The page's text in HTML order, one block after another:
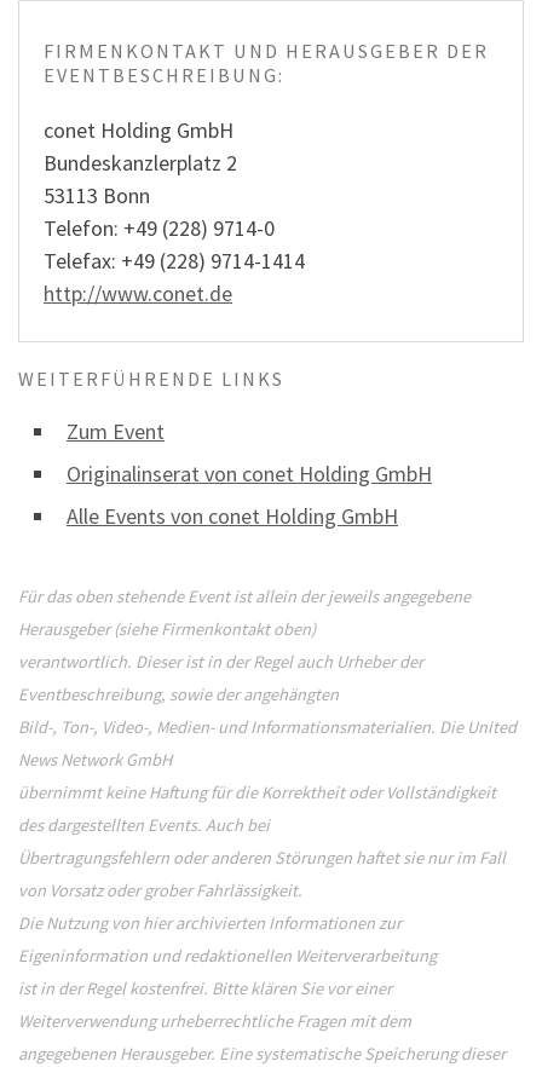
FIRMENKONTAKT UND HERAUSGEBER DER
EVENTBESCHREIBUNG:
conet Holding GmbH
Bundeskanzlerplatz 2
53113 Bonn
Telefon: +49 (228) 9714-0
Telefax: +49 (228) 9714-1414
http://www.conet.de
WEITERFÜHRENDE LINKS
Zum Event
Originalinserat von conet Holding GmbH
Alle Events von conet Holding GmbH
Für das oben stehende Event ist allein der jeweils angegebene
Herausgeber (siehe Firmenkontakt oben)
verantwortlich. Dieser ist in der Regel auch Urheber der
Eventbeschreibung, sowie der angehängten
Bild-, Ton-, Video-, Medien- und Informationsmaterialien. Die United
News Network GmbH
übernimmt keine Haftung für die Korrektheit oder Vollständigkeit
des dargestellten Events. Auch bei
Übertragungsfehlern oder anderen Störungen haftet sie nur im Fall
von Vorsatz oder grober Fahrlässigkeit.
Die Nutzung von hier archivierten Informationen zur
Eigeninformation und redaktionellen Weiterverarbeitung
ist in der Regel kostenfrei. Bitte klären Sie vor einer
Weiterverwendung urheberrechtliche Fragen mit dem
angegebenen Herausgeber. Eine systematische Speicherung dieser